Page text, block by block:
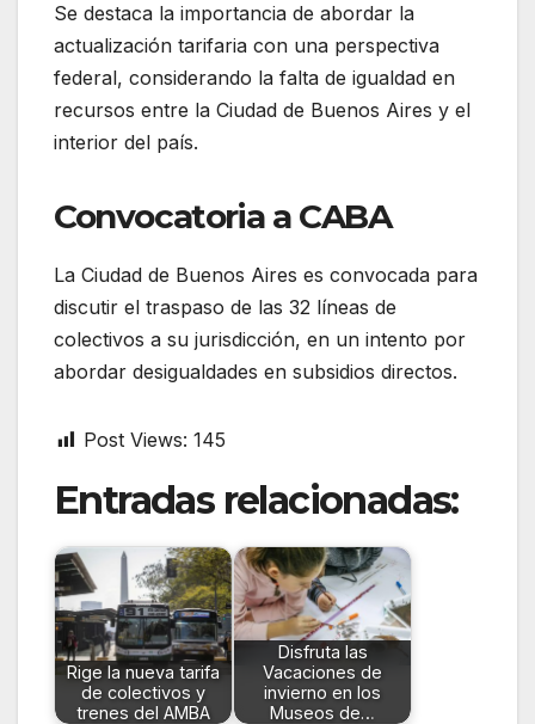
Se destaca la importancia de abordar la
actualización tarifaria con una perspectiva
federal, considerando la falta de igualdad en
recursos entre la Ciudad de Buenos Aires y el
interior del país.
Convocatoria a CABA
La Ciudad de Buenos Aires es convocada para
discutir el traspaso de las 32 líneas de
colectivos a su jurisdicción, en un intento por
abordar desigualdades en subsidios directos.
Post Views: 145
Entradas relacionadas:
Rige la nueva tarifa
de colectivos y
trenes del AMBA
Disfruta las
Vacaciones de
invierno en los
Museos de…